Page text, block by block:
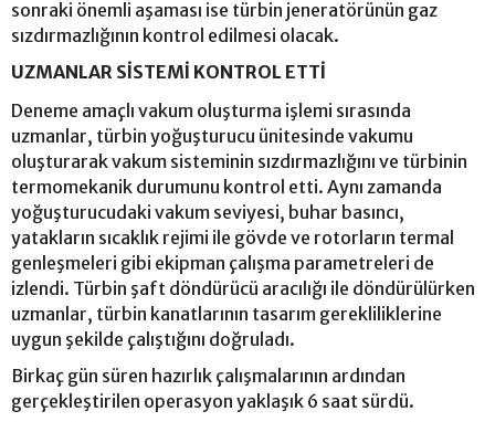
sonraki önemli aşaması ise türbin jeneratörünün gaz
sızdırmazlığının kontrol edilmesi olacak.
UZMANLAR SİSTEMİ KONTROL ETTİ
Deneme amaçlı vakum oluşturma işlemi sırasında
uzmanlar, türbin yoğuşturucu ünitesinde vakumu
oluşturarak vakum sisteminin sızdırmazlığını ve türbinin
termomekanik durumunu kontrol etti. Aynı zamanda
yoğuşturucudaki vakum seviyesi, buhar basıncı,
yatakların sıcaklık rejimi ile gövde ve rotorların termal
genleşmeleri gibi ekipman çalışma parametreleri de
izlendi. Türbin şaft döndürücü aracılığı ile döndürülürken
uzmanlar, türbin kanatlarının tasarım gerekliliklerine
uygun şekilde çalıştığını doğruladı.
Birkaç gün süren hazırlık çalışmalarının ardından
gerçekleştirilen operasyon yaklaşık 6 saat sürdü.